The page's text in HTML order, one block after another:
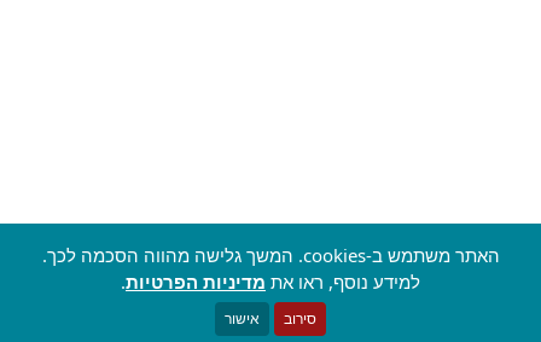
האתר משתמש ב-cookies. המשך גלישה מהווה הסכמה לכך.
למידע נוסף, ראו את מדיניות הפרטיות.
סירוב אישור